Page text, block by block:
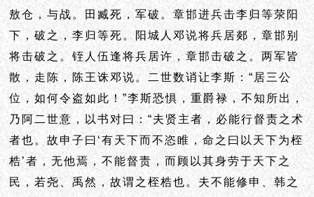
敖仓，与战。田臧死，军破。章邯进兵击李归等荥阳
下，破之，李归等死。阳城人邓说将兵居郯，章邯别
将击破之。铚人伍逢将兵居许，章邯击破之。两军皆
散，走陈，陈王诛邓说。二世数诮让李斯：“居三公
位，如何令盗如此！”李斯恐惧，重爵禄，不知所出，
乃阿二世意，以书对曰：“夫贤主者，必能行督责之术
者也。故申子曰‘有天下而不恣睢，命之曰以天下为桎
梏’者，无他焉，不能督责，而顾以其身劳于天下之
民，若尧、禹然，故谓之桎梏也。夫不能修申、韩之